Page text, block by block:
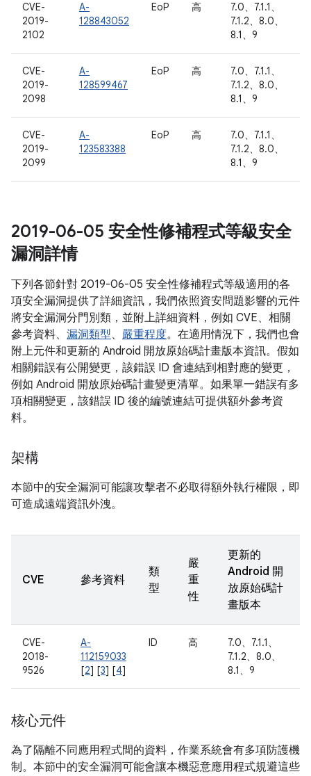
CVE-
2019-
2102
A-
128843052
EoP 高
7.0、7.1.1、
7.1.2、8.0、
8.1、9
CVE-
2019-
2098
A-
128599467
EoP 高
7.0、7.1.1、
7.1.2、8.0、
8.1、9
CVE-
2019-
2099
A-
123583388
EoP 高
7.0、7.1.1、
7.1.2、8.0、
8.1、9
2019-06-05 安全性修補程式等級安全
漏洞詳情
下列各節針對 2019-06-05 安全性修補程式等級適用的各
項安全漏洞提供了詳細資訊，我們依照資安問題影響的元件
將安全漏洞分門別類，並附上詳細資料，例如 CVE、相關
參考資料、 漏洞類型、 嚴重程度。在適用情況下，我們也會
附上元件和更新的 Android 開放原始碼計畫版本資訊。假如
相關錯誤有公開變更，該錯誤 ID 會連結到相對應的變更，
例如 Android 開放原始碼計畫變更清單。如果單一錯誤有多
項相關變更，該錯誤 ID 後的編號連結可提供額外參考資
料。
架構
本節中的安全漏洞可能讓攻擊者不必取得額外執行權限，即
可造成遠端資訊外洩。
CVE 參考資料
類
型
嚴
重
性
更新的
Android 開
放原始碼計
畫版本
CVE-
2018-
9526
A-
112159033
[2] [3] [4]
ID 高
7.0、7.1.1、
7.1.2、8.0、
8.1、9
核心元件
為了隔離不同應用程式間的資料，作業系統會有多項防護機
制。本節中的安全漏洞可能會讓本機惡意應用程式規避這些